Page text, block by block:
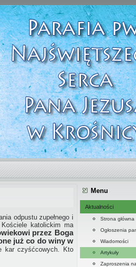
odpustu zupełnego i
katolickim ma
przez Boga
już co do winy w
kar czyśćcowych. Kto
Menu
Aktualności
Strona główna
Ogłoszenia
Wiadomości
Artykuły
Zaproszenia